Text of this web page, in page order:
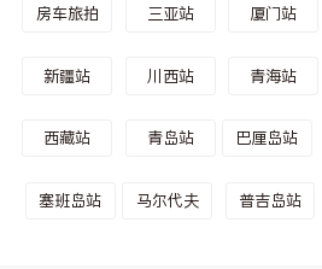
房车旅拍 三亚站 厦门站
新疆站 川西站 青海站
西藏站 青岛站 巴厘岛站
塞班岛站 马尔代夫 普吉岛站